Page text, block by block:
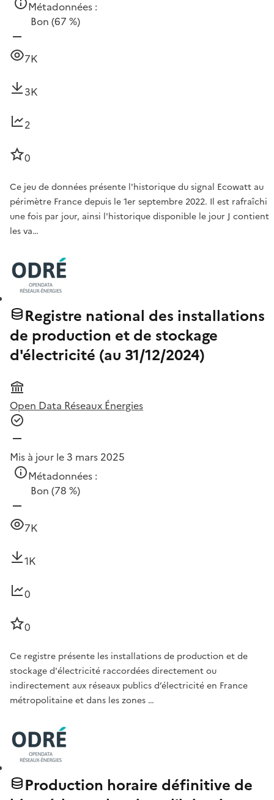
Métadonnées :
Bon (67 %)
7K
3K
2
0
Ce jeu de données présente l'historique du signal Ecowatt au
périmètre France depuis le 1er septembre 2022. Il est rafraîchi
une fois par jour, ainsi l'historique disponible le jour J contient
les va…
Registre national des installations
de production et de stockage
d'électricité (au 31/12/2024)
Open Data Réseaux Énergies
Mis à jour le 3 mars 2025
Métadonnées :
Bon (78 %)
7K
1K
0
0
Ce registre présente les installations de production et de
stockage d'électricité raccordées directement ou
indirectement aux réseaux publics d’électricité en France
métropolitaine et dans les zones …
Production horaire définitive de